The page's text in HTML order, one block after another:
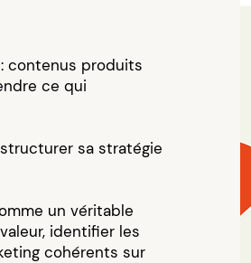
contenus produits
ce qui
sa stratégie
un véritable
identifier les
cohérents sur